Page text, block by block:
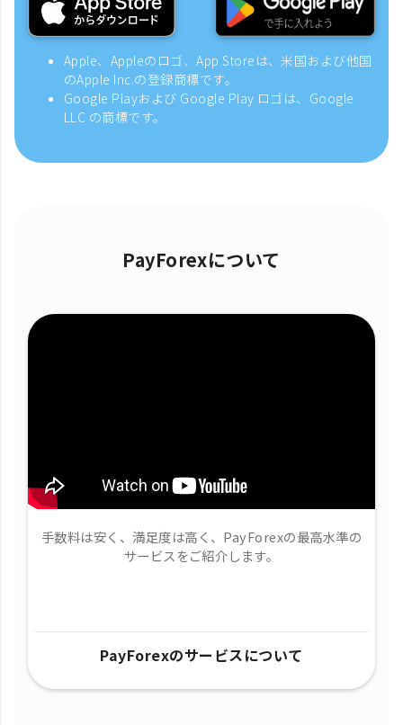
Apple、Appleのロゴ、App Storeは、米国および他国
のApple Inc.の登録商標です。
Google Playおよび Google Play ロゴは、Google
LLC の商標です。
PayForexについて
手数料は安く、満足度は高く、PayForexの最高水準の
サービスをご紹介します。
PayForexのサービスについて